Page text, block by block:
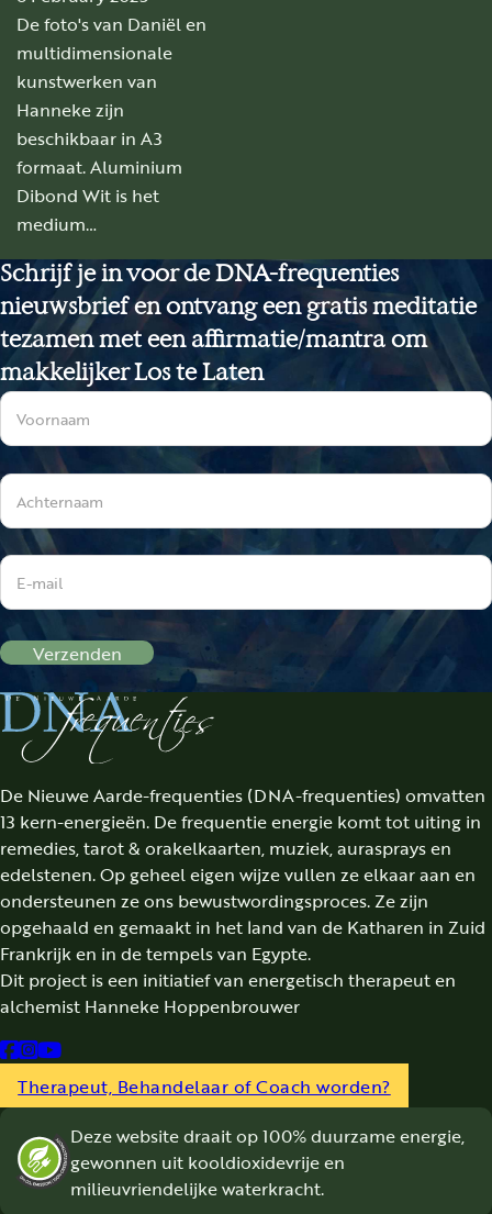
De foto's van Daniël en
multidimensionale
kunstwerken van
Hanneke zijn
beschikbaar in A3
formaat. Aluminium
Dibond Wit is het
medium…
Schrijf je in voor de DNA-frequenties
nieuwsbrief en ontvang een gratis meditatie
tezamen met een affirmatie/mantra om
makkelijker Los te Laten
Sectie
Verzenden
De Nieuwe Aarde-frequenties (DNA-frequenties) omvatten
13 kern-energieën. De frequentie energie komt tot uiting in
remedies, tarot & orakelkaarten, muziek, aurasprays en
edelstenen. Op geheel eigen wijze vullen ze elkaar aan en
ondersteunen ze ons bewustwordingsproces. Ze zijn
opgehaald en gemaakt in het land van de Katharen in Zuid
Frankrijk en in de tempels van Egypte.
Dit project is een initiatief van energetisch therapeut en
alchemist Hanneke Hoppenbrouwer
Follow us on Facebook
Follow us on Instagram
Follow us on YouTube
Therapeut, Behandelaar of Coach worden?
Deze website draait op 100% duurzame energie,
gewonnen uit kooldioxidevrije en
milieuvriendelijke waterkracht.